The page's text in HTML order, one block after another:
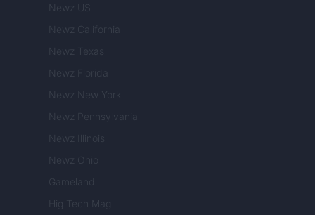
Newz US
Newz California
Newz Texas
Newz Florida
Newz New York
Newz Pennsylvania
Newz Illinois
Newz Ohio
Gameland
Hig Tech Mag